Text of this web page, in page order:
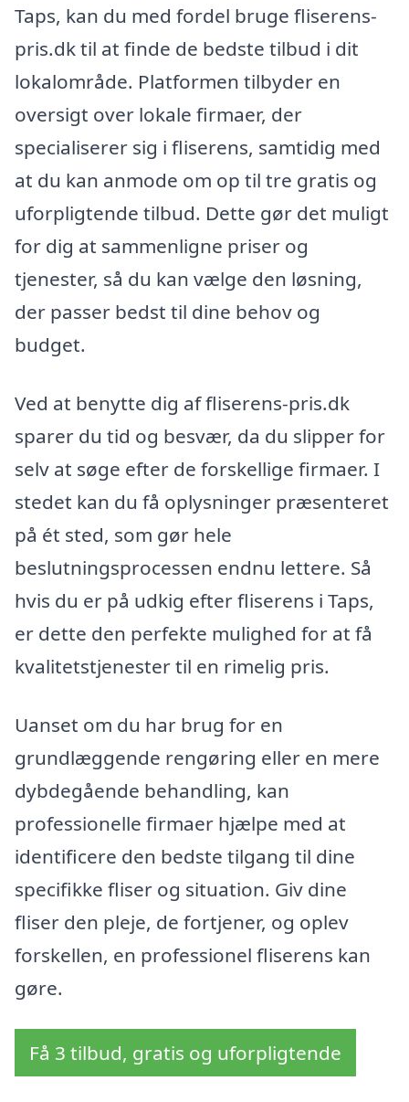
Taps, kan du med fordel bruge fliserens-
pris.dk til at finde de bedste tilbud i dit
lokalområde. Platformen tilbyder en
oversigt over lokale firmaer, der
specialiserer sig i fliserens, samtidig med
at du kan anmode om op til tre gratis og
uforpligtende tilbud. Dette gør det muligt
for dig at sammenligne priser og
tjenester, så du kan vælge den løsning,
der passer bedst til dine behov og
budget.
Ved at benytte dig af fliserens-pris.dk
sparer du tid og besvær, da du slipper for
selv at søge efter de forskellige firmaer. I
stedet kan du få oplysninger præsenteret
på ét sted, som gør hele
beslutningsprocessen endnu lettere. Så
hvis du er på udkig efter fliserens i Taps,
er dette den perfekte mulighed for at få
kvalitetstjenester til en rimelig pris.
Uanset om du har brug for en
grundlæggende rengøring eller en mere
dybdegående behandling, kan
professionelle firmaer hjælpe med at
identificere den bedste tilgang til dine
specifikke fliser og situation. Giv dine
fliser den pleje, de fortjener, og oplev
forskellen, en professionel fliserens kan
gøre.
Få 3 tilbud, gratis og uforpligtende